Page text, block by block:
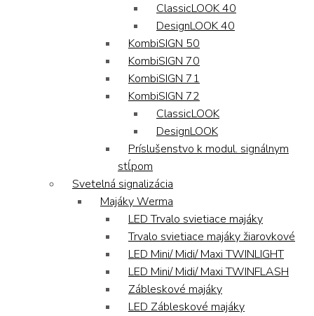
ClassicLOOK 40
DesignLOOK 40
KombiSIGN 50
KombiSIGN 70
KombiSIGN 71
KombiSIGN 72
ClassicLOOK
DesignLOOK
Príslušenstvo k modul. signálnym
stĺpom
Svetelná signalizácia
Majáky Werma
LED Trvalo svietiace majáky
Trvalo svietiace majáky žiarovkové
LED Mini/ Midi/ Maxi TWINLIGHT
LED Mini/ Midi/ Maxi TWINFLASH
Zábleskové majáky
LED Zábleskové majáky